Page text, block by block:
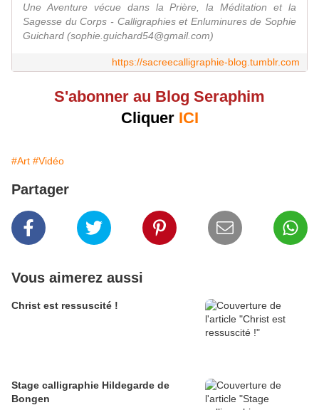
Une Aventure vécue dans la Prière, la Méditation et la
Sagesse du Corps - Calligraphies et Enluminures de Sophie
Guichard (sophie.guichard54@gmail.com)
https://sacreecalligraphie-blog.tumblr.com
S'abonner au Blog Seraphim
Cliquer ICI
#Art #Vidéo
Partager
Vous aimerez aussi
Christ est ressuscité !
Stage calligraphie Hildegarde de
Bongen